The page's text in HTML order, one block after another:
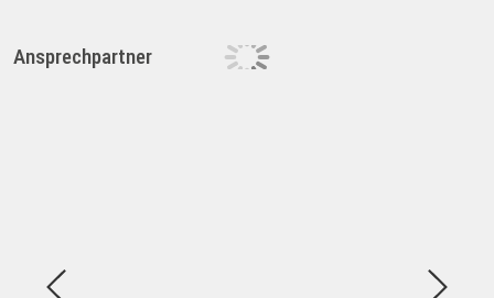
Ansprechpartner